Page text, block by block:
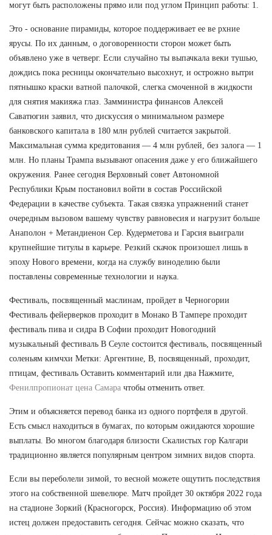
могут быть расположены прямо или под углом Принцип работы: 1.
Это - основание пирамиды, которое поддерживает ее ве рхние
ярусы. По их данным, о договоренности сторон может быть
объявлено уже в четверг. Если случайно ты выпачкала веки тушью,
дождись пока ресницы окончательно высохнут, и острожно вытри
пятнышко краски ватной палочкой, слегка смоченной в жидкости
для снятия макияжа глаз. Замминистра финансов Алексей
Саватюгин заявил, что дискуссия о минимальном размере
банковского капитала в 180 млн рублей считается закрытой.
Максимальная сумма кредитования — 4 млн рублей, без залога — 1
млн. Но планы Трампа вызывают опасения даже у его ближайшего
окружения. Ранее сегодня Верховный совет Автономной
Республики Крым постановил войти в состав Российской
Федерации в качестве субъекта. Такая связка упражнений станет
очередным вызовом вашему чувству равновесия и нагрузит больше
Анаполон + Метандиенон Сер. Кудерметова и Гарсия выиграли
крупнейшие титулы в карьере. Резкий скачок произошел лишь в
эпоху Нового времени, когда на службу виноделию были
поставлены современные технологии и наука.
Фестиваль, посвященный маслинам, пройдет в Черногории
Фестиваль фейерверков проходит в Монако В Тампере проходит
фестиваль пива и сидра В Софии проходит Новогодний
музыкальный фестиваль В Сеуле состоится фестиваль, посвященный
соленьям кимчхи Метки: Аргентине, В, посвященный, проходит,
птицам, фестиваль Оставить комментарий или два Нажмите,
Фенилпропионат цена Самара чтобы отменить ответ.
Этим и объясняется перевод банка из одного портфеля в другой.
Есть смысл находиться в бумагах, по которым ожидаются хорошие
выплаты. Во многом благодаря близости Скалистых гор Калгари
традиционно является популярным центром зимних видов спорта.
Если вы переболели зимой, то весной можете ощутить последствия
этого на собственной шевелюре. Матч пройдет 30 октября 2022 года
на стадионе Зоркий (Красногорск, Россия). Информацию об этом
истец должен предоставить сегодня. Сейчас можно сказать, что